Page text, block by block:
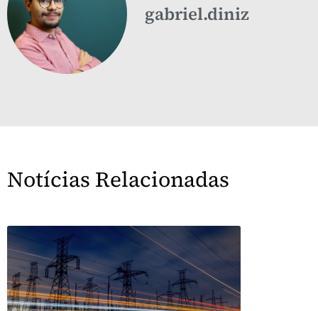
gabriel.diniz
Notícias Relacionadas